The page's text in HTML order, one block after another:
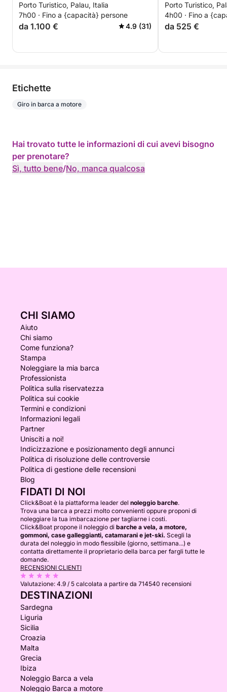
giornata da Palau
Porto Turistico, Palau, Italia
7h00 · Fino a {capacità} persone
da 1.100 € 4.9 (31)
65, con
giornata 4h)
Porto Turistico,
4h00 · Fino a
da 525 €
Etichette
Giro in barca a motore
Hai trovato tutte le informazioni di cui avevi bisogno
per prenotare?
Sì, tutto bene/No, manca qualcosa
CHI SIAMO
Aiuto
Chi siamo
Come funziona?
Stampa
Noleggiare la mia barca
Professionista
Politica sulla riservatezza
Politica sui cookie
Termini e condizioni
Informazioni legali
Partner
Unisciti a noi!
Indicizzazione e posizionamento degli annunci
Politica di risoluzione delle controversie
Politica di gestione delle recensioni
Blog
FIDATI DI NOI
Click&Boat è la piattaforma leader del noleggio barche.
Trova una barca a prezzi molto convenienti oppure proponi di
noleggiare la tua imbarcazione per tagliarne i costi.
Click&Boat propone il noleggio di barche a vela, a motore,
gommoni, case galleggianti, catamarani e jet-ski. Scegli la
durata del noleggio in modo flessibile (giorno, settimana...) e
contatta direttamente il proprietario della barca per fargli tutte le
domande.
RECENSIONI CLIENTI
Valutazione: 4.9 / 5 calcolata a partire da 714540 recensioni
DESTINAZIONI
Sardegna
Liguria
Sicilia
Croazia
Malta
Grecia
Ibiza
Noleggio Barca a vela
Noleggio Barca a motore